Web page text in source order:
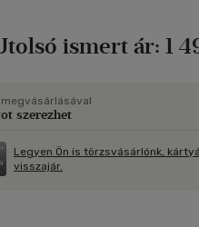
ismert ár: 1
szerezhet
Legyen Ön is törzsvásárlónk,
visszajár.